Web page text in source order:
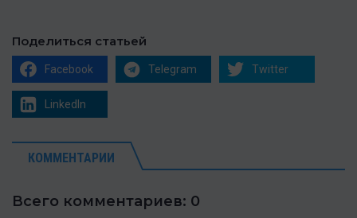
Поделиться статьей
Facebook Telegram Twitter
LinkedIn
КОММЕНТАРИИ
Всего комментариев: 0